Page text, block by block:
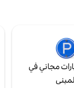
مغلقة أمام
مجاني في